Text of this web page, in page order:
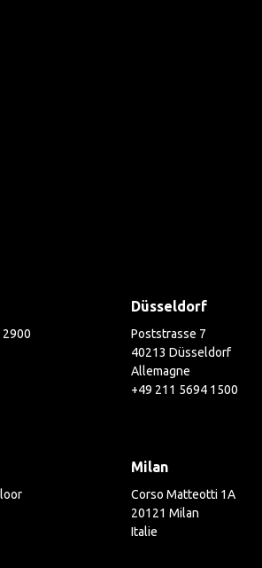
2900
Düsseldorf
Poststrasse 7
40213 Düsseldorf
Allemagne
+49 211 5694 1500
Milan
Corso Matteotti 1A
20121 Milan
Italie